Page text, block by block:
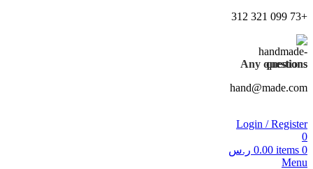
+73 099 321 312
Any questions
hand@made.com
Login / Register
0
0
items
0.00 ر.س
Menu